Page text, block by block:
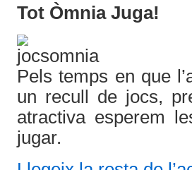
Tot Òmnia Juga!
Pels temps en que
un recull de jocs,
atractiva esperem
jugar.